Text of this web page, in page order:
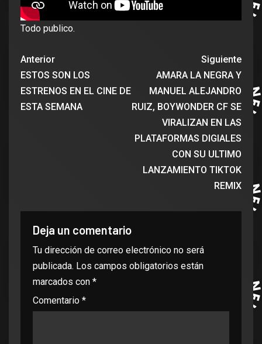
Todo publico.
Anterior
ESTOS SON LOS
ESTRENOS EN EL CINE DE
ESTA SEMANA
Siguiente
AMARA LA NEGRA Y
MANUEL ALEJANDRO
RUIZ, BOYWONDER CF SE
VIRALIZAN EN LAS
PLATAFORMAS DIGIALES
CON SU ULTIMO
LANZAMIENTO TIKTOK
REMIX
Deja un comentario
Tu dirección de correo electrónico no será
publicada. Los campos obligatorios están
marcados con *
Comentario *